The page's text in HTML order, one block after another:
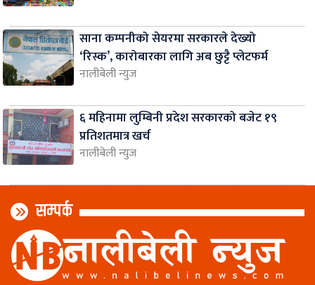
साना कम्पनीको सेयरमा सरकारले देख्यो
‘रिस्क’, कारोबारका लागि अब छुट्टै प्लेटफर्म
नालीबेली न्युज
६ महिनामा लुम्बिनी प्रदेश सरकारको बजेट १९
प्रतिशतमात्र खर्च
नालीबेली न्युज
सम्पर्क